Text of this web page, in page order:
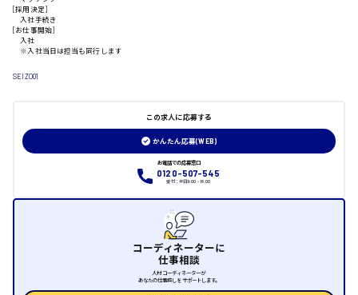
山口県
大竹市
福山市
日給制すべて
[採用決定]
入社手続き
[お仕事開始]
入社
※入社当日は担当も同行します
SEIZO01
この求人に応募する
かんたん応募(WEB)
お電話での応募窓口
0120-507-545
受付：平日9:00 - 18:00
コーディネーターに
仕事相談
人材コーディネーターが
あなたの仕事探しをサポートします。